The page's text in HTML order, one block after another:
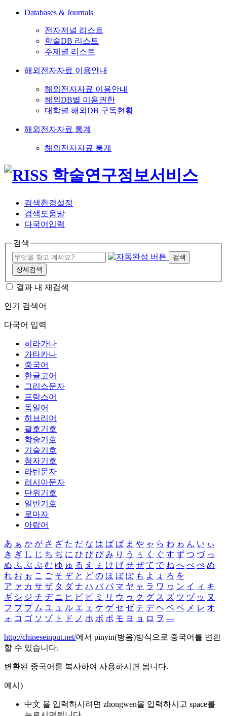
Databases & Journals
전자저널 리스트
학술DB 리스트
주제별 리스트
해외전자자료 이용안내
해외전자자료 이용안내
해외DB별 이용권한
대학별 해외DB 구독현황
해외전자자료 통계
해외전자자료 통계
검색환경설정
검색도움말
다국어입력
검색
검색
상세검색
결과 내 재검색
인기 검색어
다국어 입력
히라가나
가타카나
중국어
한글고어
그리스문자
프랑스어
독일어
히브리어
괄호기호
학술기호
기술기호
첨자기호
라틴문자
러시아문자
단위기호
일반기호
로마자
아랍어
あ ぁ か が さ ざ た だ な は ば ぱ ま や ゃ ら わ ゎ ん い ぃ
き ぎ し じ ち ぢ に ひ び ぴ み り う ぅ く ぐ す ず つ づ っ
ぬ ふ ぶ ぷ む ゆ ゅ る え ぇ け げ せ ぜ て で ね へ べ ぺ め
れ お ぉ こ ご そ ぞ と ど の ほ ぼ ぽ も よ ょ ろ を
ア ァ カ サ ザ タ ダ ナ ハ バ パ マ ヤ ャ ラ ワ ヮ ン イ ィ キ
ギ シ ジ チ ヂ ニ ヒ ビ ピ ミ リ ウ ゥ ク グ ス ズ ツ ヅ ッ ヌ
フ ブ プ ム ユ ュ ル エ ェ ケ ゲ セ ゼ テ デ ヘ ベ ペ メ レ オ
ォ コ ゴ ソ ゾ ト ド ノ ホ ボ ポ モ ヨ ョ ロ ヲ ―
http://chineseinput.net/에서 pinyin(병음)방식으로 중국어를 변환
할 수 있습니다.
변환된 중국어를 복사하여 사용하시면 됩니다.
예시)
中文 을 입력하시려면 zhongwen을 입력하시고 space를